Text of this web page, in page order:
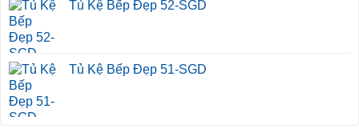
Tủ Kệ Bếp Đẹp 52-SGD
Tủ Kệ Bếp Đẹp 51-SGD